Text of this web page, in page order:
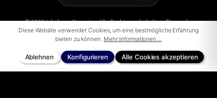
© 2026 Jakobson Carpets - Alle Rechte vorbehalten. Theme by
ThemeWare®
Diese Website verwendet Cookies, um eine bestmögliche Erfahrung
bieten zu können. Mehr Informationen ...
Ablehnen Konfigurieren Alle Cookies akzeptieren